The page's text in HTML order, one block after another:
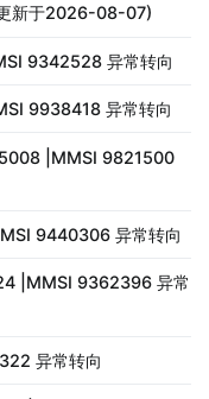
新于2026-08-07)
9342528 异常转向
9938418 异常转向
|MMSI 9821500
9440306 异常转向
|MMSI 9362396 异常
异常转向